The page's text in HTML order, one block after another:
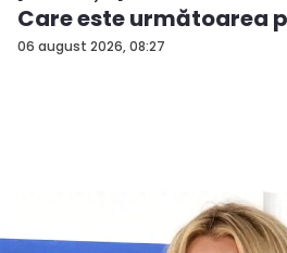
06 august 2026, 08:27
Care este următoarea